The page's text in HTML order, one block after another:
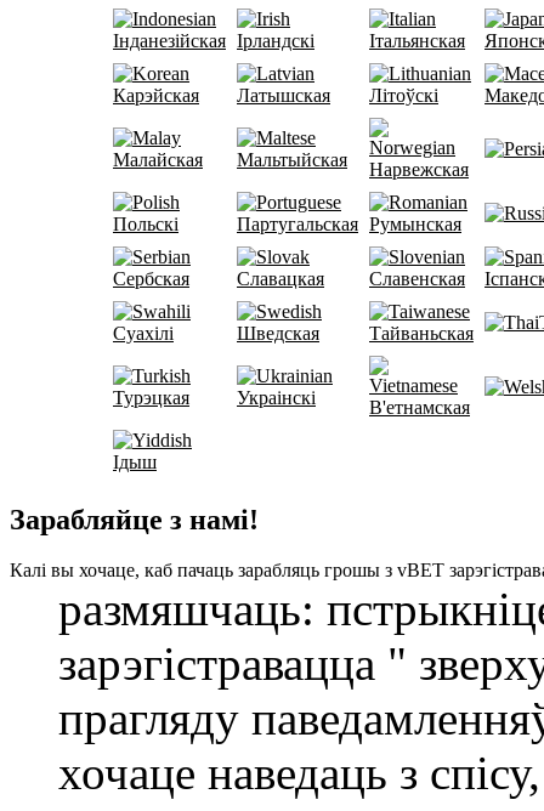
Інданезійская Ірландскі Італьянская
Карэйская Латышская Літоўскі
Малайская Мальтыйская Нарвежская
Польскі Партугальская Румынская
Сербская Славацкая Славенская
Суахілі Шведская Тайваньская
Турэцкая Украінскі В'етнамская
Ідыш
Зарабляйце з намі!
Калі вы хочаце, каб пачаць зарабляць грошы з vBET
размяшчаць:
зарэгістравацца "
прагляду
хочаце наведаць з